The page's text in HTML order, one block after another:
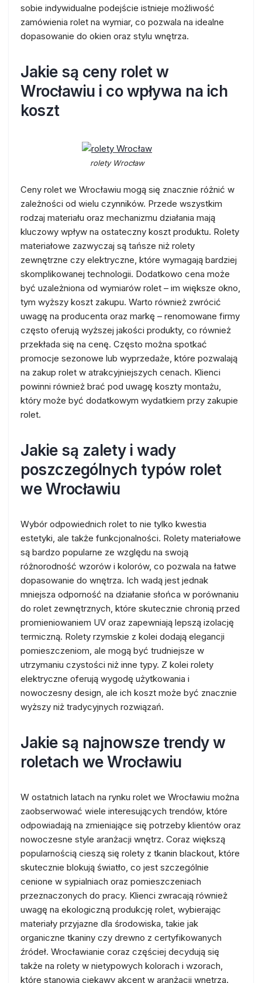
sobie indywidualne podejście istnieje możliwość
zamówienia rolet na wymiar, co pozwala na idealne
dopasowanie do okien oraz stylu wnętrza.
Jakie są ceny rolet w
Wrocławiu i co wpływa na ich
koszt
rolety Wrocław
Ceny rolet we Wrocławiu mogą się znacznie różnić w
zależności od wielu czynników. Przede wszystkim
rodzaj materiału oraz mechanizmu działania mają
kluczowy wpływ na ostateczny koszt produktu. Rolety
materiałowe zazwyczaj są tańsze niż rolety
zewnętrzne czy elektryczne, które wymagają bardziej
skomplikowanej technologii. Dodatkowo cena może
być uzależniona od wymiarów rolet – im większe okno,
tym wyższy koszt zakupu. Warto również zwrócić
uwagę na producenta oraz markę – renomowane firmy
często oferują wyższej jakości produkty, co również
przekłada się na cenę. Często można spotkać
promocje sezonowe lub wyprzedaże, które pozwalają
na zakup rolet w atrakcyjniejszych cenach. Klienci
powinni również brać pod uwagę koszty montażu,
który może być dodatkowym wydatkiem przy zakupie
rolet.
Jakie są zalety i wady
poszczególnych typów rolet
we Wrocławiu
Wybór odpowiednich rolet to nie tylko kwestia
estetyki, ale także funkcjonalności. Rolety materiałowe
są bardzo popularne ze względu na swoją
różnorodność wzorów i kolorów, co pozwala na łatwe
dopasowanie do wnętrza. Ich wadą jest jednak
mniejsza odporność na działanie słońca w porównaniu
do rolet zewnętrznych, które skutecznie chronią przed
promieniowaniem UV oraz zapewniają lepszą izolację
termiczną. Rolety rzymskie z kolei dodają elegancji
pomieszczeniom, ale mogą być trudniejsze w
utrzymaniu czystości niż inne typy. Z kolei rolety
elektryczne oferują wygodę użytkowania i
nowoczesny design, ale ich koszt może być znacznie
wyższy niż tradycyjnych rozwiązań.
Jakie są najnowsze trendy w
roletach we Wrocławiu
W ostatnich latach na rynku rolet we Wrocławiu można
zaobserwować wiele interesujących trendów, które
odpowiadają na zmieniające się potrzeby klientów oraz
nowoczesne style aranżacji wnętrz. Coraz większą
popularnością cieszą się rolety z tkanin blackout, które
skutecznie blokują światło, co jest szczególnie
cenione w sypialniach oraz pomieszczeniach
przeznaczonych do pracy. Klienci zwracają również
uwagę na ekologiczną produkcję rolet, wybierając
materiały przyjazne dla środowiska, takie jak
organiczne tkaniny czy drewno z certyfikowanych
źródeł. Wrocławianie coraz częściej decydują się
także na rolety w nietypowych kolorach i wzorach,
które stanowią ciekawy akcent w aranżacji wnętrza.